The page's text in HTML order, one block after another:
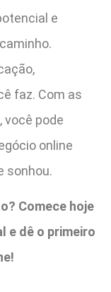
e
faz. Com as
pode
online
sonhou.
Comece hoje
e dê o primeiro